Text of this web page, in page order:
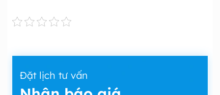
Đặt lịch tư vấn